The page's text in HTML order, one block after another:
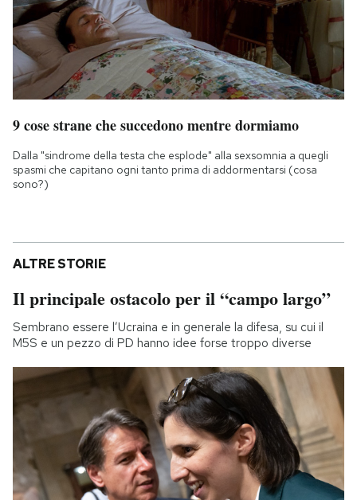
9 cose strane che succedono mentre dormiamo
Dalla "sindrome della testa che esplode" alla sexsomnia a quegli
spasmi che capitano ogni tanto prima di addormentarsi (cosa
sono?)
ALTRE STORIE
Il principale ostacolo per il “campo largo”
Sembrano essere l’Ucraina e in generale la difesa, su cui il
M5S e un pezzo di PD hanno idee forse troppo diverse